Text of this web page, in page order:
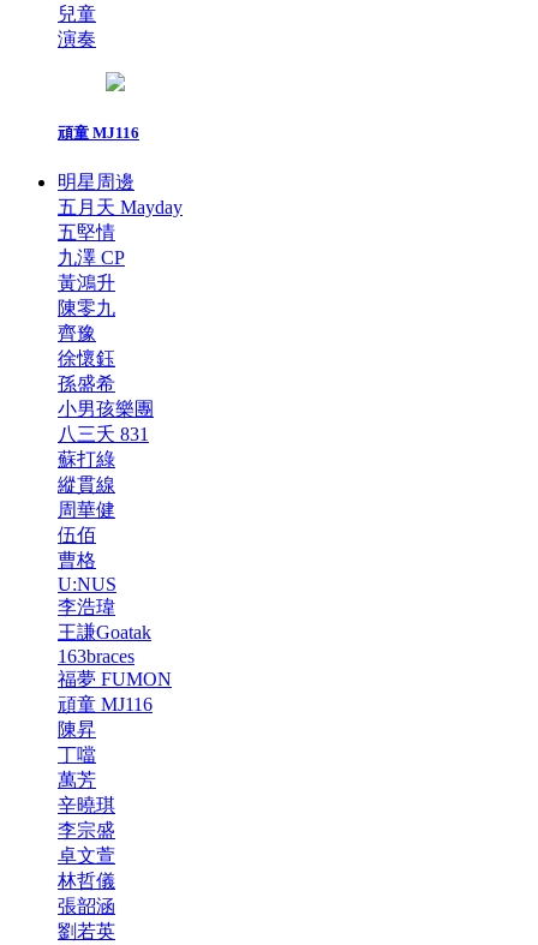
兒童
演奏
頑童 MJ116
明星周邊
五月天 Mayday
五堅情
九澤 CP
黃鴻升
陳零九
齊豫
徐懷鈺
孫盛希
小男孩樂團
八三夭 831
蘇打綠
縱貫線
周華健
伍佰
曹格
U:NUS
李浩瑋
王謙Goatak
163braces
福夢 FUMON
頑童 MJ116
陳昇
丁噹
萬芳
辛曉琪
李宗盛
卓文萱
林哲儀
張韶涵
劉若英